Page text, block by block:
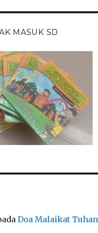
MASUK SD
Doa Malaikat Tuhan